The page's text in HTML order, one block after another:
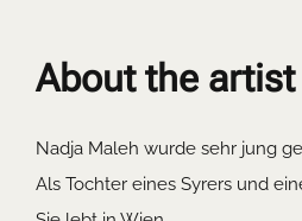
About the artist
Nadja Maleh wurde sehr jung
Als Tochter eines Syrers und